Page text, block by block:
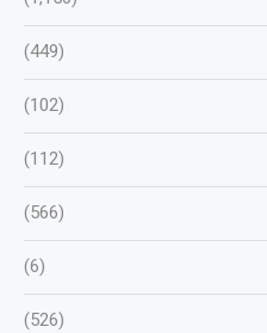
(449)
(102)
(112)
(566)
(6)
(526)